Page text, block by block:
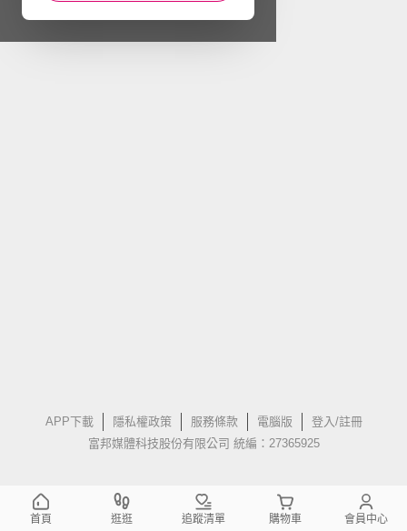
APP下載 隱私權政策 服務條款 電腦版
登入/註冊
富邦媒體科技股份有限公司 統編：27365925
首頁 逛逛 追蹤清單 購物車 會員中心